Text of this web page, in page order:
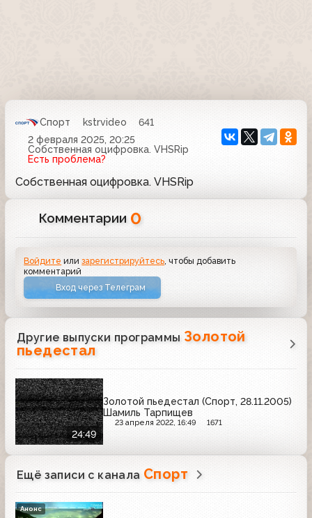
Спорт kstrvideo
641
2 февраля 2025, 20:25
Собственная оцифровка. VHSRip
Есть проблема?
Собственная оцифровка. VHSRip
Комментарии 0
Войдите илизарегистрируйтесь , чтобы добавить
комментарий
Вход через Телеграм
Другие выпуски программы Золотой
пьедестал
24:49
Золотой пьедестал (Спорт, 28.11.2005)
Шамиль Тарпищев
23 апреля 2022, 16:49 1671
Ещё записи с канала Спорт
Анонс